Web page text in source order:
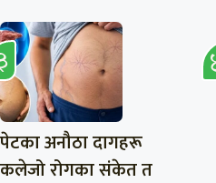
पेटका अनौठा दागहरू
कलेजो रोगका संकेत त